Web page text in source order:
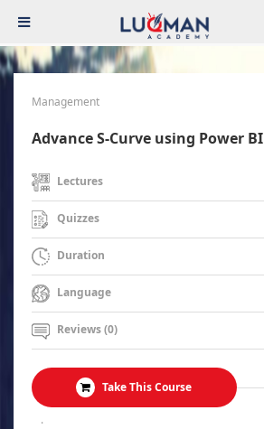
Management
Advance S-Curve using Power BI
Lectures
Quizzes
Duration
Language
Reviews (0)
Take This Course
.